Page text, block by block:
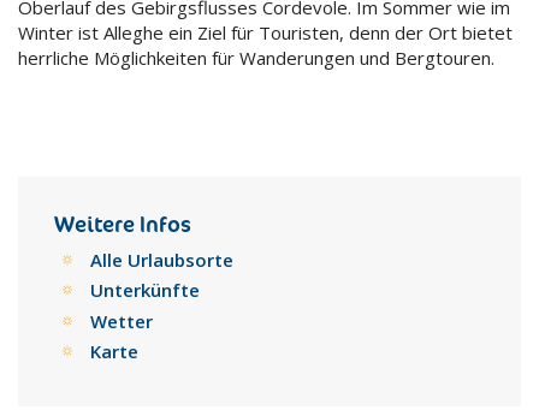
Oberlauf des Gebirgsflusses Cordevole. Im Sommer wie im
Winter ist Alleghe ein Ziel für Touristen, denn der Ort bietet
herrliche Möglichkeiten für Wanderungen und Bergtouren.
Weitere Infos
Alle Urlaubsorte
Unterkünfte
Wetter
Karte